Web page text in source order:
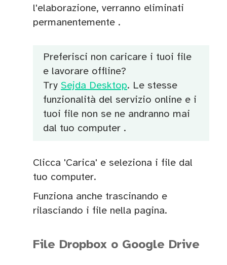
l'elaborazione, verranno eliminati
permanentemente .
Preferisci non caricare i tuoi file
e lavorare offline?
Try Sejda Desktop. Le stesse
funzionalità del servizio online e i
tuoi file non se ne andranno mai
dal tuo computer .
Clicca 'Carica' e seleziona i file dal
tuo computer.
Funziona anche trascinando e
rilasciando i file nella pagina.
File Dropbox o Google Drive